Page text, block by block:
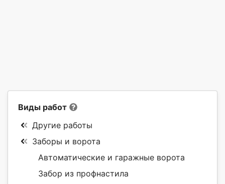
Виды работ
Другие работы
Заборы и ворота
Автоматические и гаражные ворота
Забор из профнастила